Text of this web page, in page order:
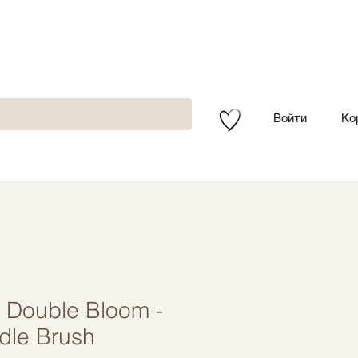
Войти
Double Bloom -
Brush